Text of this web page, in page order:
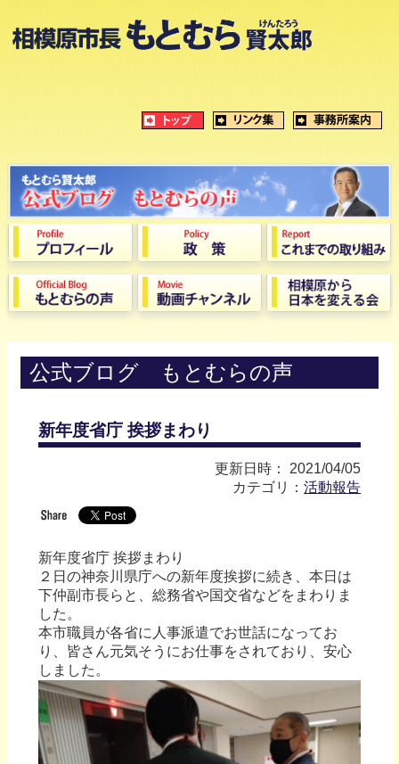
公式ブログ もとむらの声
新年度省庁 挨拶まわり
更新日時： 2021/04/05
カテゴリ：活動報告
新年度省庁 挨拶まわり
２日の神奈川県庁への新年度挨拶に続き、本日は
下仲副市長らと、総務省や国交省などをまわりま
した。
本市職員が各省に人事派遣でお世話になってお
り、皆さん元気そうにお仕事をされており、安心
しました。